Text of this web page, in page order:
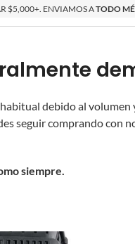
debido al volumen
seguir comprando con
siempre.
$5,000+. ENVIAMOS ATODO
NUEVOS